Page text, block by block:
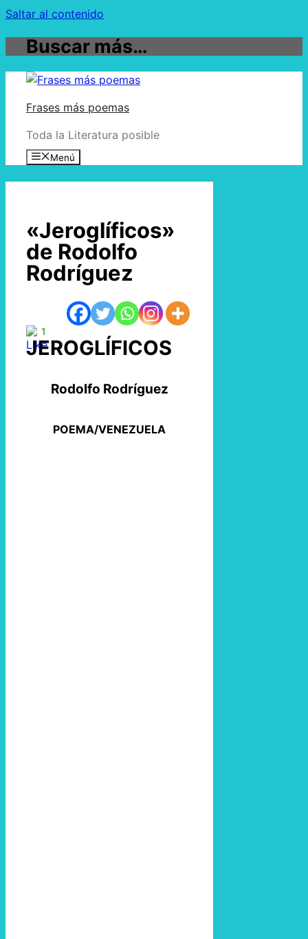
Saltar al contenido
Buscar más…
Frases más poemas
Toda la Literatura posible
Menú
«Jeroglíficos»
de Rodolfo
Rodríguez
1
JEROGLÍFICOS
Rodolfo Rodríguez
POEMA/VENEZUELA